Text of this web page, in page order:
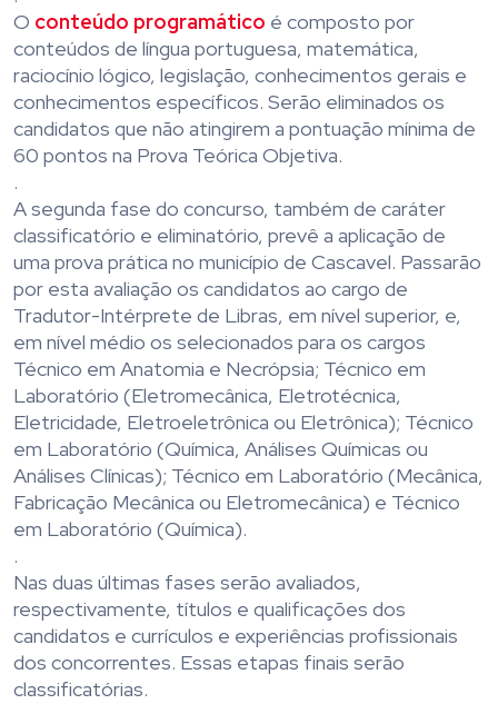
O conteúdo programático é composto por
conteúdos de língua portuguesa, matemática,
raciocínio lógico, legislação, conhecimentos gerais e
conhecimentos específicos. Serão eliminados os
candidatos que não atingirem a pontuação mínima de
60 pontos na Prova Teórica Objetiva.
.
A segunda fase do concurso, também de caráter
classificatório e eliminatório, prevê a aplicação de
uma prova prática no município de Cascavel. Passarão
por esta avaliação os candidatos ao cargo de
Tradutor-Intérprete de Libras, em nível superior, e,
em nível médio os selecionados para os cargos
Técnico em Anatomia e Necrópsia; Técnico em
Laboratório (Eletromecânica, Eletrotécnica,
Eletricidade, Eletroeletrônica ou Eletrônica); Técnico
em Laboratório (Química, Análises Químicas ou
Análises Clínicas); Técnico em Laboratório (Mecânica,
Fabricação Mecânica ou Eletromecânica) e Técnico
em Laboratório (Química).
.
Nas duas últimas fases serão avaliados,
respectivamente, títulos e qualificações dos
candidatos e currículos e experiências profissionais
dos concorrentes. Essas etapas finais serão
classificatórias.